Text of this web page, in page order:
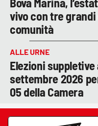
vivo con tre
comunità
ALLE URNE
Elezioni suppletive
settembre 2026
05 della Camera